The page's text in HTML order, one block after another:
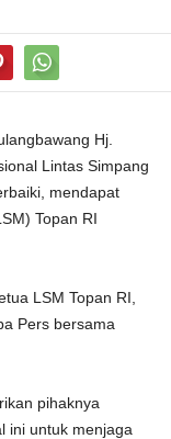
Hj.
Lintas Simpang
mendapat
Topan RI
LSM Topan RI,
Pers bersama
pihaknya
ini untuk menjaga